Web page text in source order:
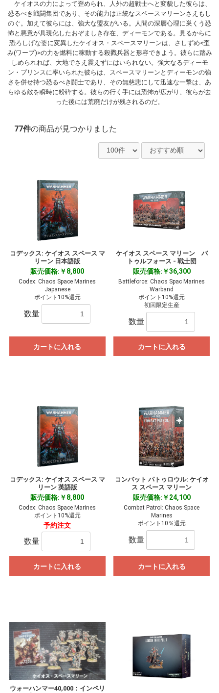
ケイオスの力によって歪められ、人外の超戦士へと変貌した彼らは、
恐るべき戦闘集団であり、その能力は正統なスペースマリーンさえもし
のぐ。加えて彼らには、強大な盟友がいる。人間の深層心理に巣くう恐
怖と悪意が具現化したおぞましき存在、ディーモンである。見るからに
恐ろしげな姿に変異したケイオス・スペースマリーンは、さしずめ<歪
み(ワープ)>の力を燃料に稼動する殺戮兵器と形容できよう。彼らに踏み
しめられれば、大地でさえ震えずにはいられない。強大なるディーモ
ン・プリンスに率いられた彼らは、スペースマリーンとディーモンの強
さを併せ持つ恐るべき闘士であり、その無慈悲にして迅速な一撃は、あ
らゆる敵を瞬時に粉砕する。彼らの行く手には恐怖が広がり、彼らが去
った後には荒廃だけが残されるのだ。
77件の商品が見つかりました
コデックス: ケイオス スペース マ
リーン 日本語版
販売価格:￥8,800
Codex: Chaos Space Marines
Japanese
ポイント10%還元
数量
カートに入れる
ケイオス スペース マリーン バ
トゥルフォース - 戦士団
販売価格:￥36,300
Battleforce: Chaos Spac Marines
Warband
ポイント10%還元
初回限定生産
数量
カートに入れる
コデックス: ケイオス スペース マ
リーン 英語版
販売価格:￥8,800
Codex: Chaos Space Marines
ポイント10%還元
予約注文
数量
カートに入れる
コンバット パトゥロウル: ケイオ
ス スペース マリーン
販売価格:￥24,100
Combat Patrol: Chaos Space
Marines
ポイント10％還元
数量
カートに入れる
ウォーハンマー40,000：インペリ